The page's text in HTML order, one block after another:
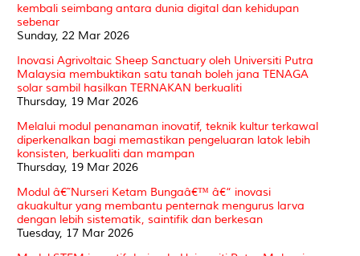
kembali seimbang antara dunia digital dan kehidupan
sebenar
Sunday, 22 Mar 2026
Inovasi Agrivoltaic Sheep Sanctuary oleh Universiti Putra
Malaysia membuktikan satu tanah boleh jana TENAGA
solar sambil hasilkan TERNAKAN berkualiti
Thursday, 19 Mar 2026
Melalui modul penanaman inovatif, teknik kultur terkawal
diperkenalkan bagi memastikan pengeluaran latok lebih
konsisten, berkualiti dan mampan
Thursday, 19 Mar 2026
Modul â€˜Nurseri Ketam Bungaâ€™ â€“ inovasi
akuakultur yang membantu penternak mengurus larva
dengan lebih sistematik, saintifik dan berkesan
Tuesday, 17 Mar 2026